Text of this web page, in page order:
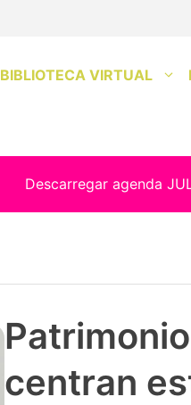
BIBLIOTECA VIRTUAL
Descarregar agenda
centran